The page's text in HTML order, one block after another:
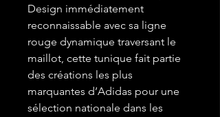
Design immédiatement
reconnaissable avec sa ligne
rouge dynamique traversant le
maillot, cette tunique fait partie
des créations les plus
marquantes d’Adidas pour une
sélection nationale dans les